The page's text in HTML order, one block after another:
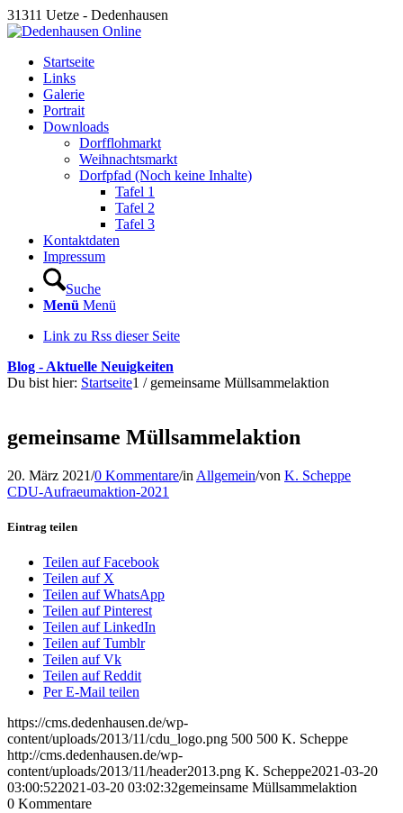
31311 Uetze - Dedenhausen
Startseite
Links
Galerie
Portrait
Downloads
Dorfflohmarkt
Weihnachtsmarkt
Dorfpfad (Noch keine Inhalte)
Tafel 1
Tafel 2
Tafel 3
Kontaktdaten
Impressum
Suche
Menü Menü
Link zu Rss dieser Seite
Blog - Aktuelle Neuigkeiten
Du bist hier: Startseite1 / gemeinsame Müllsammelaktion
gemeinsame Müllsammelaktion
20. März 2021/0 Kommentare/in Allgemein/von K. Scheppe
CDU-Aufraeumaktion-2021
Eintrag teilen
Teilen auf Facebook
Teilen auf X
Teilen auf WhatsApp
Teilen auf Pinterest
Teilen auf LinkedIn
Teilen auf Tumblr
Teilen auf Vk
Teilen auf Reddit
Per E-Mail teilen
https://cms.dedenhausen.de/wp-
content/uploads/2013/11/cdu_logo.png 500 500 K. Scheppe
http://cms.dedenhausen.de/wp-
content/uploads/2013/11/header2013.png K. Scheppe2021-03-20
03:00:522021-03-20 03:02:32gemeinsame Müllsammelaktion
0 Kommentare